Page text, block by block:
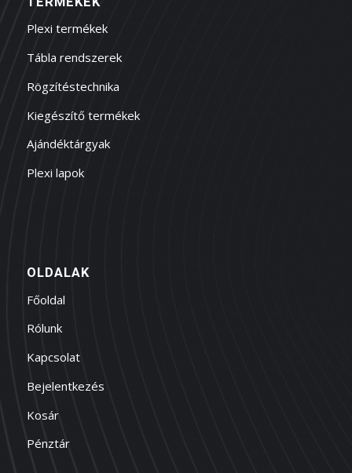
Plexi termékek
Tábla rendszerek
Rögzítéstechnika
Kiegészítő termékek
Ajándéktárgyak
Plexi lapok
OLDALAK
Főoldal
Rólunk
Kapcsolat
Bejelentkezés
Kosár
Pénztár